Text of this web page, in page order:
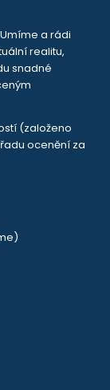
a rádi
realitu,
snadné
(založeno
ocenění za